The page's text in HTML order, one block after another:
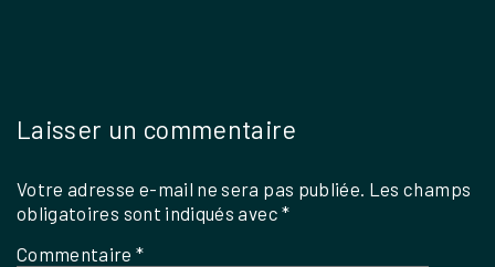
Laisser un commentaire
Votre adresse e-mail ne sera pas publiée. Les champs
obligatoires sont indiqués avec*
Commentaire*